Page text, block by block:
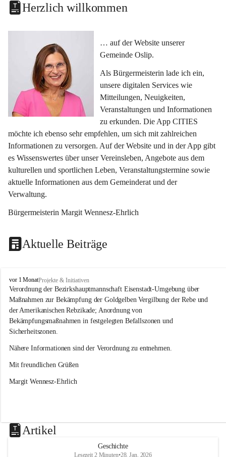
Herzlich willkommen
… auf der Website unserer
Gemeinde Oslip.
Als Bürgermeisterin lade ich ein,
unsere digitalen Services wie
Mitteilungen, Neuigkeiten,
Veranstaltungen und Informationen
zu erkunden. Die App CITIES
möchte ich ebenso sehr empfehlen, um sich mit zahlreichen
Informationen zu versorgen. Auf der Website und in der App gibt
es Wissenswertes über unser Vereinsleben, Angebote aus dem
kulturellen und sportlichen Leben, Veranstaltungstermine sowie
aktuelle Informationen aus dem Gemeinderat und der
Verwaltung.
Bürgermeisterin Margit Wennesz-Ehrlich
Aktuelle Beiträge
O
s
l
i
p
vor 1 MonatProjekte & Initiativen
Verordnung der Bezirkshauptmannschaft Eisenstadt-Umgebung über
Maßnahmen zur Bekämpfung der Goldgelben Vergilbung der Rebe und
der Amerikanischen Rebzikade; Anordnung von
Bekämpfungsmaßnahmen in festgelegten Befallszonen und
Sicherheitszonen.
Nähere Informationen sind der Verordnung zu entnehmen.
Mit freundlichen Grüßen
Margit Wennesz-Ehrlich
Artikel
Geschichte
Lesezeit 2 Minuten•28. Jan. 2026